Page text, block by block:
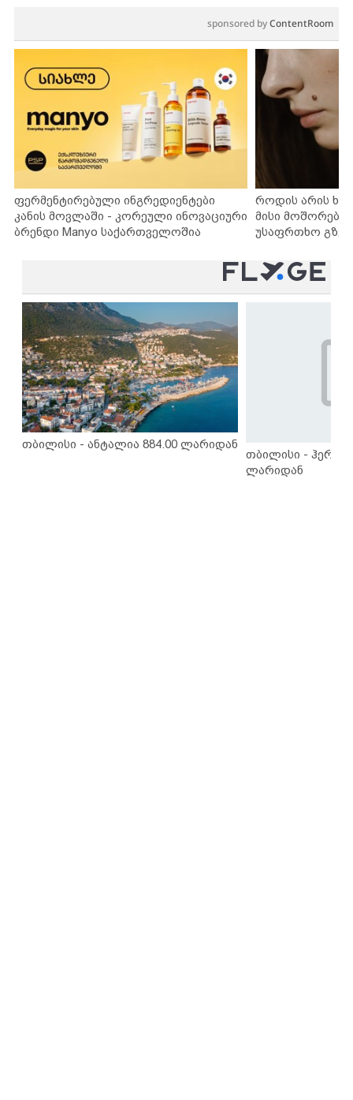
sponsored byContentRoom
ფერმენტირებული ინგრედიენტები
კანის მოვლაში - კორეული ინოვაციური
ბრენდი Manyo საქართველოშია
როდის არის
მისი
უსაფრთხო
თბილისი - ანტალია 884.00 ლარიდან
თბილისი -
ლარიდან